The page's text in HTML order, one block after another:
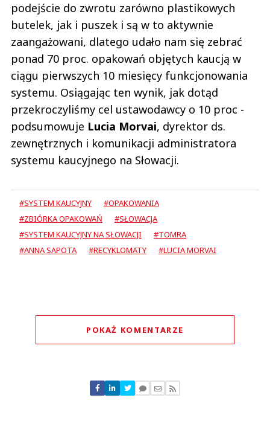
podejście do zwrotu zarówno plastikowych
butelek, jak i puszek i są w to aktywnie
zaangażowani, dlatego udało nam się zebrać
ponad 70 proc. opakowań objętych kaucją w
ciągu pierwszych 10 miesięcy funkcjonowania
systemu. Osiągając ten wynik, jak dotąd
przekroczyliśmy cel ustawodawcy o 10 proc -
podsumowuje Lucia Morvai, dyrektor ds.
zewnętrznych i komunikacji administratora
systemu kaucyjnego na Słowacji.
#SYSTEM KAUCYJNY
#OPAKOWANIA
#ZBIÓRKA OPAKOWAŃ
#SŁOWACJA
#SYSTEM KAUCYJNY NA SŁOWACJI
#TOMRA
#ANNA SAPOTA
#RECYKLOMATY #LUCIA MORVAI
POKAŻ KOMENTARZE